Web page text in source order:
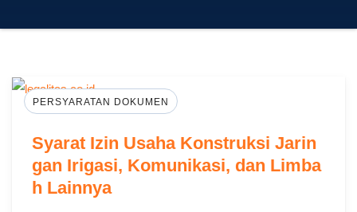
PERSYARATAN DOKUMEN
Syarat Izin Usaha Konstruksi Jarin
gan Irigasi, Komunikasi, dan Limba
h Lainnya